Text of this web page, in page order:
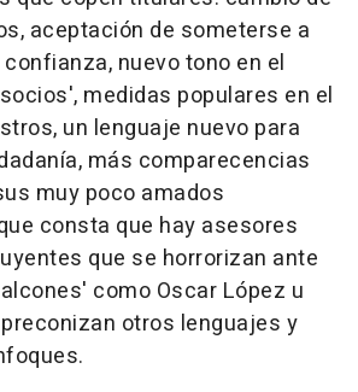
aceptación de someterse a
nuevo tono en el
medidas populares en el
un lenguaje nuevo para
más comparecencias
muy poco amados
consta que hay asesores
que se horrorizan ante
como Oscar López u
otros lenguajes y